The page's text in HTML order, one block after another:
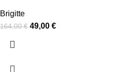
Brigitte
164,00€ 49,00 €